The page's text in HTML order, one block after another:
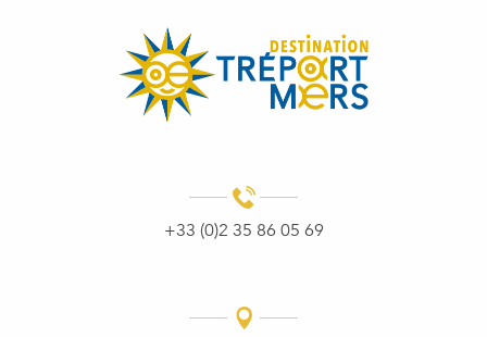
+33 (0)2 35 86 05 69